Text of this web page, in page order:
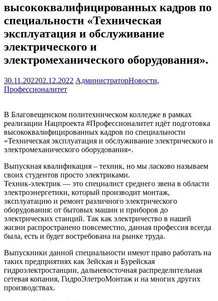
высококвалифицированных кадров по
специальности «Техническая
эксплуатация и обслуживание
электрического и
электромеханического оборудования».
30.11.202202.12.2022 АдминистраторНовости,
Профессионалитет
В Благовещенском политехническом колледже в рамках
реализации Нацпроекта #Профессионалитет идёт подготовка
высококвалифицированных кадров по специальности
«Техническая эксплуатация и обслуживание электрического и
электромеханического оборудования».
Выпускная квалификация – техник, но мы ласково называем
своих студентов просто электриками.
Техник-электрик — это специалист среднего звена в области
электроэнергетики, который производит монтаж,
эксплуатацию и ремонт различного электрического
оборудования: от бытовых машин и приборов до
электрических станций. Так как электричество в нашей
жизни распространено повсеместно, данная профессия всегда
была, есть и будет востребована на рынке труда.
Выпускники данной специальности имеют право работать на
таких предприятиях как Зейская и Бурейская
гидроэлектростанции, дальневосточная распределительная
сетевая копания, ГидроЭлетроМонтаж и на многих других
производствах.